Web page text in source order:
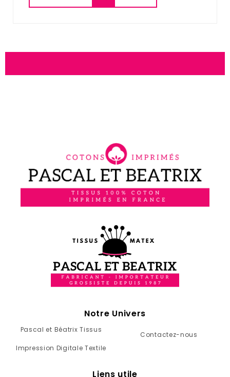
Notre Univers
Pascal et Béatrix Tissus
Impression Digitale Textile
Contactez-nous
Liens utile